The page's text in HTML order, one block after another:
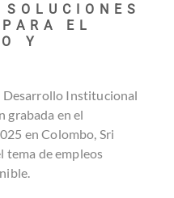
EL
Y
Desarrollo Institucional
grabada en el
en Colombo, Sri
tema de empleos